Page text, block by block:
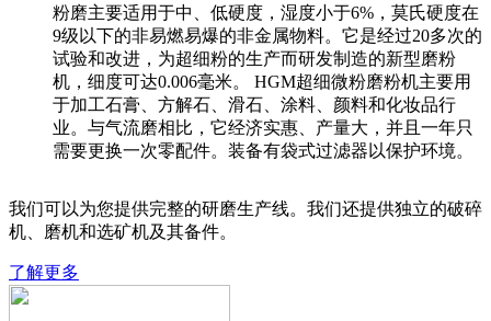
粉磨主要适用于中、低硬度，湿度小于6%，莫氏硬度在
9级以下的非易燃易爆的非金属物料。它是经过20多次的
试验和改进，为超细粉的生产而研发制造的新型磨粉
机，细度可达0.006毫米。 HGM超细微粉磨粉机主要用
于加工石膏、方解石、滑石、涂料、颜料和化妆品行
业。与气流磨相比，它经济实惠、产量大，并且一年只
需要更换一次零配件。装备有袋式过滤器以保护环境。
我们可以为您提供完整的研磨生产线。我们还提供独立的破碎
机、磨机和选矿机及其备件。
了解更多